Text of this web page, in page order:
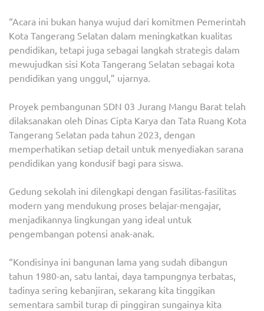
“Acara ini bukan hanya wujud dari komitmen Pemerintah
Kota Tangerang Selatan dalam meningkatkan kualitas
pendidikan, tetapi juga sebagai langkah strategis dalam
mewujudkan sisi Kota Tangerang Selatan sebagai kota
pendidikan yang unggul,” ujarnya.
Proyek pembangunan SDN 03 Jurang Mangu Barat telah
dilaksanakan oleh Dinas Cipta Karya dan Tata Ruang Kota
Tangerang Selatan pada tahun 2023, dengan
memperhatikan setiap detail untuk menyediakan sarana
pendidikan yang kondusif bagi para siswa.
Gedung sekolah ini dilengkapi dengan fasilitas-fasilitas
modern yang mendukung proses belajar-mengajar,
menjadikannya lingkungan yang ideal untuk
pengembangan potensi anak-anak.
“Kondisinya ini bangunan lama yang sudah dibangun
tahun 1980-an, satu lantai, daya tampungnya terbatas,
tadinya sering kebanjiran, sekarang kita tinggikan
sementara sambil turap di pinggiran sungainya kita